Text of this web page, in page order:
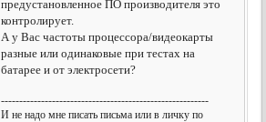
предустановленное ПО производителя это
контролирует.
А у Вас частоты процессора/видеокарты
разные или одинаковые при тестах на
батарее и от электросети?
---------------------------------------------------------
И не надо мне писать письма или в личку по